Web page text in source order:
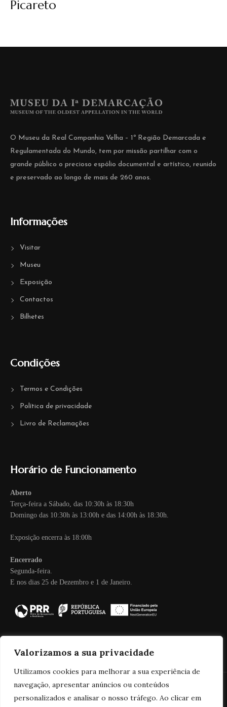
Valorizamos a sua privacidade
Utilizamos cookies para melhorar a sua experiência de
navegação, apresentar anúncios ou conteúdos
personalizados e analisar o nosso tráfego. Ao clicar em
Picareto
O Museu da Real Companhia Velha – 1º Região Demarcada e
Regulamentada do Mundo, tem por missão partilhar com o
grande público o precioso espólio documental e artístico, reunido
e preservado ao longo de mais de 260 anos.
Informações
Visitar
Museu
Exposição
Contactos
Bilhetes
Condições
Termos e Condições
Política de privacidade
Livro de Reclamações
Horário de Funcionamento
Aberto
Terça-feira a Sábado, das 10:30h às 18:30h
Domingo das 10:30h às 13:00h e das 14:00h às 18:30h.
Exposição encerra às 18:00h
Encerrado
Segunda-feira.
E nos dias 25 de Dezembro e 1 de Janeiro.
© 2025 Real Companhia Velha